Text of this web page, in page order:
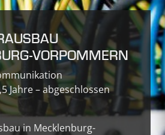
VORPOMMERN
Jahre – abgeschlossen
in Mecklenburg-